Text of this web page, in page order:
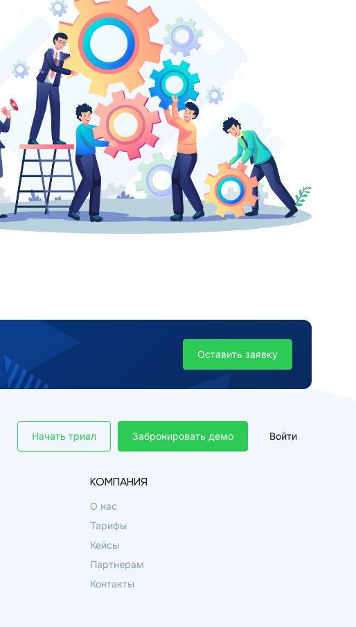
Оставить заявку
Забронировать демо
Начать триал Войти
КОМПАНИЯ
О нас
Тарифы
Кейсы
Партнерам
Контакты